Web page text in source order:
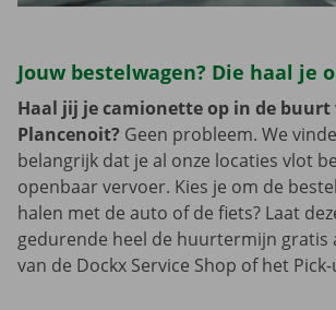
Jouw bestelwagen? Die haal je
Haal jij je camionette op in de buurt
Plancenoit? Geen probleem. We
belangrijk dat je al onze locaties vlot
openbaar vervoer. Kies je om de
halen met de auto of de fiets? Laat
gedurende heel de huurtermijn gratis
van de Dockx Service Shop of het